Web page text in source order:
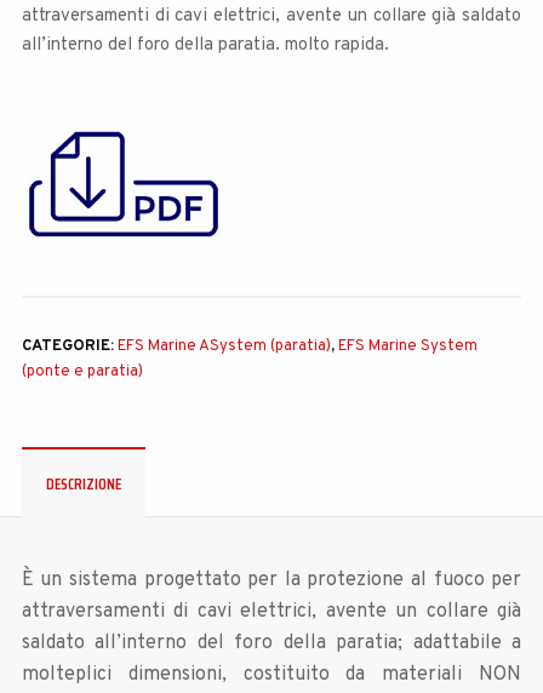
attraversamenti di cavi elettrici, avente un collare già saldato
all’interno del foro della paratia. molto rapida.
CATEGORIE:EFS Marine ASystem (paratia),EFS Marine System
(ponte e paratia)
DESCRIZIONE
È un sistema progettato per la protezione al fuoco per
attraversamenti di cavi elettrici, avente un collare già
saldato all’interno del foro della paratia; adattabile a
molteplici dimensioni, costituito da materiali NON